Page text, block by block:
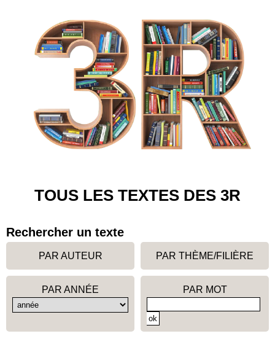
TOUS LES TEXTES DES 3R
Rechercher un texte
PAR AUTEUR PAR THÈME/FILIÈRE
PAR ANNÉE PAR MOT